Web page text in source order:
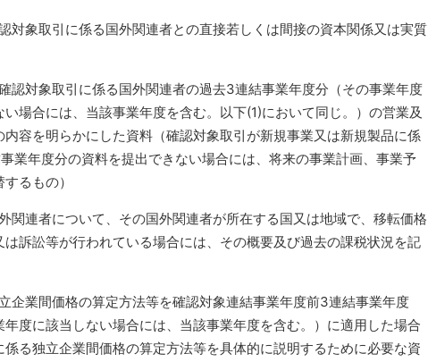
象取引に係る国外関連者との直接若しくは間接の資本関係又は実質
認対象取引に係る国外関連者の過去3連結事業年度分（その事業年度
場合には、当該事業年度を含む。以下(1)において同じ。）の営業及
容を明らかにした資料（確認対象取引が新規事業又は新規製品に係
業年度分の資料を提出できない場合には、将来の事業計画、事業予
るもの）
連者について、その国外関連者が所在する国又は地域で、移転価格
訴訟等が行われている場合には、その概要及び過去の課税状況を記
企業間価格の算定方法等を確認対象連結事業年度前3連結事業年度
年度に該当しない場合には、当該事業年度を含む。）に適用した場合
る独立企業間価格の算定方法等を具体的に説明するために必要な資